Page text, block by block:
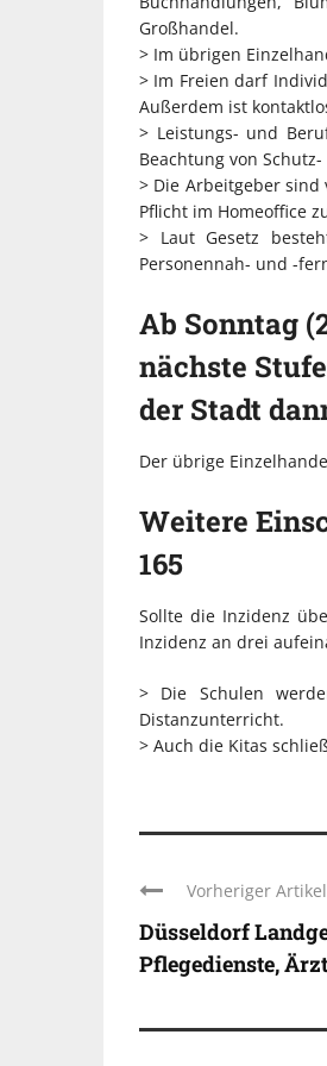
Großhandel.
> Im übrigen
> Im Freien darf
Außerdem ist
> Leistungs- und
Beachtung von
> Die Arbeitgeber
Pflicht im Homeoffice
> Laut Gesetz
Personennah- und -
Ab Sonntag
nächste
der Stadt
Der übrige
Weitere
165
Sollte die Inzidenz
Inzidenz an drei
> Die Schulen
Distanzunterricht.
> Auch die Kitas
Vorheriger Artikel
Düsseldorf
Pflegedienste,